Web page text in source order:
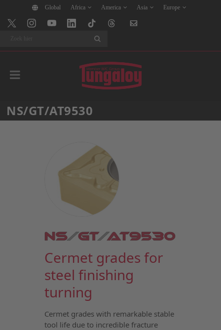
Global Africa America Asia Europe
NS/GT/AT9530
Cermet grades for
steel finishing
turning
Cermet grades with remarkable stable
tool life due to incredible fracture